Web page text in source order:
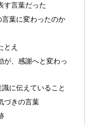
す言葉だった
葉に変わったのか
とえ
が、感謝へと変わっ
に伝えていること
づきの言葉